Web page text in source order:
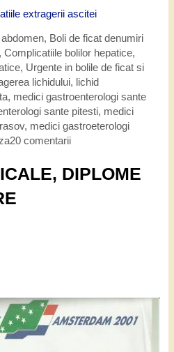
extragerii ascitei
, Boli de ficat denumiri
, Complicatiile bolilor hepatice,
, Urgente in bolile de ficat si
lichidului, lichid
, medici gastroenterologi sante
sante pitesti, medici
, medici gastroeterologi
20 comentarii
DIPLOME